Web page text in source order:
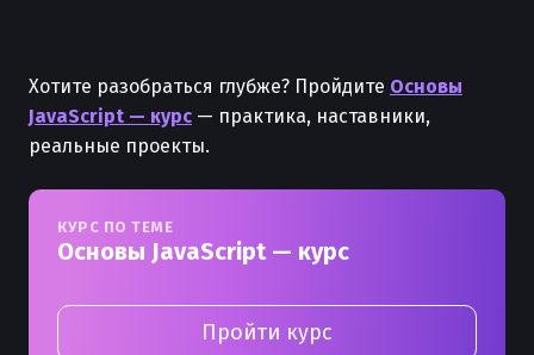
Хотите разобраться глубже? Пройдите Основы
JavaScript — курс — практика, наставники,
реальные проекты.
КУРС ПО ТЕМЕ
Основы JavaScript — курс
Пройти курс